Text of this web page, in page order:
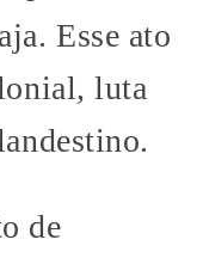
Esse ato
luta
de